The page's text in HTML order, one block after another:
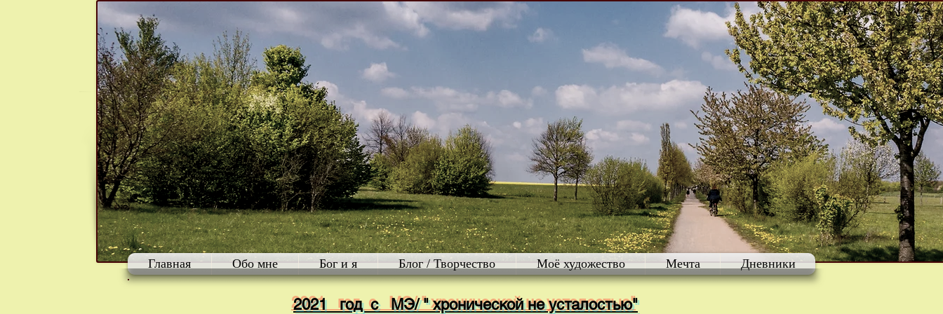
Главная Обо мне Бог и я Блог / Творчество Моё художество Мечта Дневники
2021 год с МЭ/ " хронической не усталостью"